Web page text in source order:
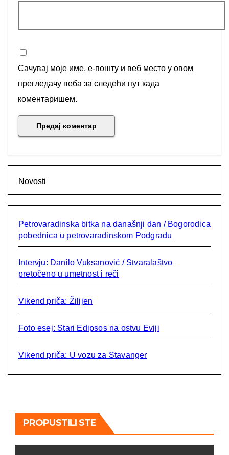
Сачувај моје име, е-пошту и веб место у овом
прегледачу веба за следећи пут када
коментаришем.
Novosti
Petrovaradinska bitka na današnji dan / Bogorodica
pobednica u petrovaradinskom Podgrađu
Intervju: Danilo Vuksanović / Stvaralaštvo
pretočeno u umetnost i reči
Vikend priča: Žilijen
Foto esej: Stari Edipsos na ostvu Eviji
Vikend priča: U vozu za Stavanger
PROPUSTILI STE